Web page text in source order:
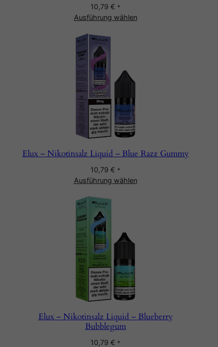
10,79 € *
Ausführung wählen
Elux – Nikotinsalz Liquid – Blue Razz Gummy
10,79 € *
Ausführung wählen
Elux – Nikotinsalz Liquid – Blueberry
Bubblegum
10,79 € *